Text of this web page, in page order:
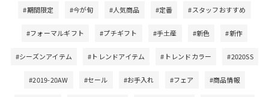
#期間限定 #今が旬 #人気商品 #定番 #スタッフおすすめ
#フォーマルギフト #プチギフト #手土産 #新色 #新作
#シーズンアイテム #トレンドアイテム #トレンドカラー #2020SS
#2019-20AW #セール #お手入れ #フェア #商品情報